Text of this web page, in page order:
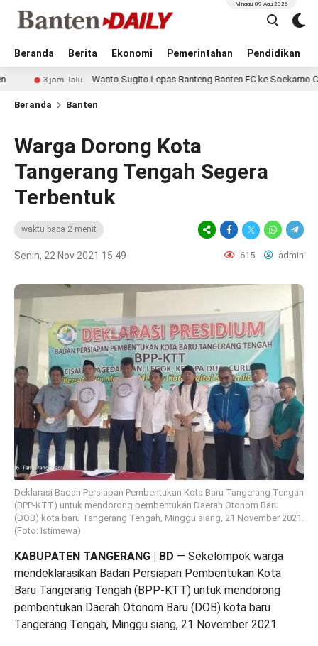
Beranda Berita Ekonomi Pemerintahan Pendidikan
Minggu, 09 Agu 2026
jam lalu Wanto Sugito Lepas Banteng Banten FC ke Soekarno Cup 2026,
Beranda Banten
Warga Dorong Kota
Tangerang Tengah Segera
Terbentuk
waktu baca 2 menit
Senin, 22 Nov 2021 15:49 615 admin
Deklarasi Badan Persiapan Pembentukan Kota Baru Tangerang Tengah
(BPP-KTT) untuk mendorong pembentukan Daerah Otonom Baru
(DOB) kota baru Tangerang Tengah, Minggu siang, 21 November 2021.
(Foto: Istimewa)
KABUPATEN TANGERANG | BD — Sekelompok warga
mendeklarasikan Badan Persiapan Pembentukan Kota
Baru Tangerang Tengah (BPP-KTT) untuk mendorong
pembentukan Daerah Otonom Baru (DOB) kota baru
Tangerang Tengah, Minggu siang, 21 November 2021.